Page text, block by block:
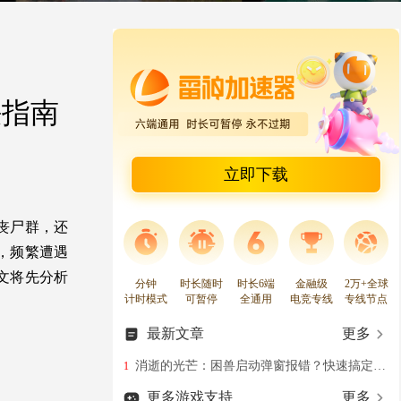
南
尸群，还
频繁遭遇
将先分析
立即下载
分钟
计时模式
时长随时
可暂停
时长6端
全通用
金融级
电竞专线
2万+全球
专线节点
最新文章 更多
1 消逝的光芒：困兽启动弹窗报错？快速搞定游戏启动报错问题
更多游戏支持 更多